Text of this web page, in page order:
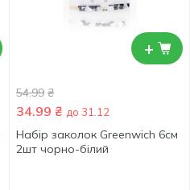
+
54.99 ₴
34.99 ₴ до 31.12
Набір заколок Greenwich 6см
2шт чорно-білий